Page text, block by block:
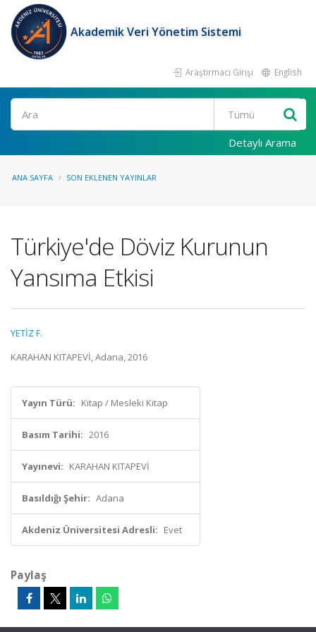
Akademik Veri Yönetim Sistemi
Araştırmacı Girişi English
Ara
Detaylı Arama
ANA SAYFA SON EKLENEN YAYINLAR
Türkiye'de Döviz Kurunun
Yansıma Etkisi
YETİZ F.
KARAHAN KITAPEVİ, Adana, 2016
Yayın Türü: Kitap / Mesleki Kitap
Basım Tarihi: 2016
Yayınevi: KARAHAN KITAPEVİ
Basıldığı Şehir: Adana
Akdeniz Üniversitesi Adresli: Evet
Paylaş